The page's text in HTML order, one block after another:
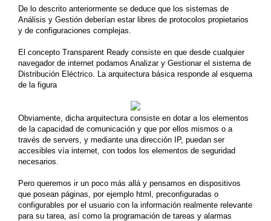
De lo descrito anteriormente se deduce que los sistemas de
Análisis y Gestión deberían estar libres de protocolos propietarios
y de configuraciones complejas.
El concepto Transparent Ready consiste en que desde cualquier
navegador de internet podamos Analizar y Gestionar el sistema de
Distribución Eléctrico. La arquitectura básica responde al esquema
de la figura
Obviamente, dicha arquitectura consiste en dotar a los elementos
de la capacidad de comunicación y que por ellos mismos o a
través de servers, y mediante una dirección IP, puedan ser
accesibles vía internet, con todos los elementos de seguridad
necesarios.
Pero queremos ir un poco más allá y pensamos en dispositivos
que posean páginas, por ejemplo html, preconfiguradas o
configurables por el usuario con la información realmente relevante
para su tarea, así como la programación de tareas y alarmas